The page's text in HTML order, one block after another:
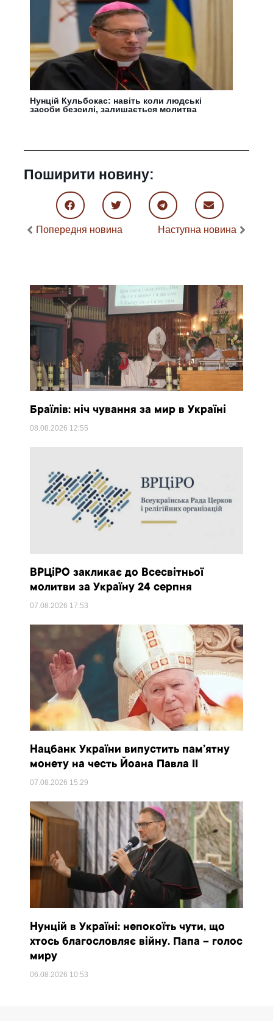
Нунцій Кульбокас: навіть коли людські
засоби безсилі, залишається молитва
Поширити новину:
Попередня новина Наступна новина
Браїлів: ніч чування за мир в Україні
08.08.2026 12:55
ВРЦіРО закликає до Всесвітньої
молитви за Україну 24 серпня
07.08.2026 17:53
Нацбанк України випустить пам’ятну
монету на честь Йоана Павла II
07.08.2026 15:29
Нунцій в Україні: непокоїть чути, що
хтось благословляє війну. Папа – голос
миру
06.08.2026 10:53